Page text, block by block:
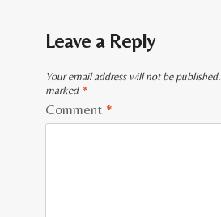
Leave a Reply
Your email address will not be published.
marked *
Comment *